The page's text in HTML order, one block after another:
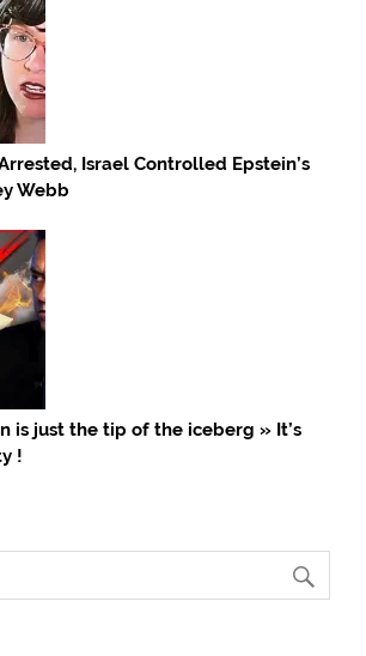
Israel Controlled Epstein’s
Webb
is just the tip of the iceberg » It’s
!